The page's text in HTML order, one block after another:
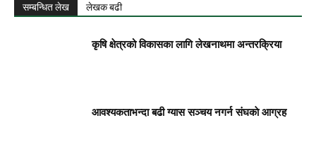
सम्बन्धित लेख लेखक बढी
कृषि क्षेत्रको विकासका लागि लेखनाथमा अन्तरक्रिया
आवश्यकताभन्दा बढी ग्यास सञ्चय नगर्न संघकाे आग्रह